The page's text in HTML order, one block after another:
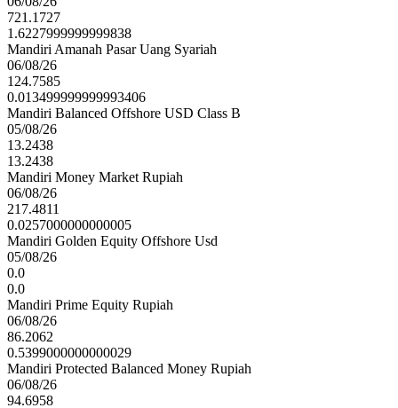
721.1727
1.6227999999999838
Mandiri Amanah Pasar Uang Syariah
06/08/26
124.7585
0.013499999999993406
Mandiri Balanced Offshore USD Class B
05/08/26
13.2438
13.2438
Mandiri Money Market Rupiah
06/08/26
217.4811
0.0257000000000005
Mandiri Golden Equity Offshore Usd
05/08/26
0.0
0.0
Mandiri Prime Equity Rupiah
06/08/26
86.2062
0.5399000000000029
Mandiri Protected Balanced Money Rupiah
06/08/26
94.6958